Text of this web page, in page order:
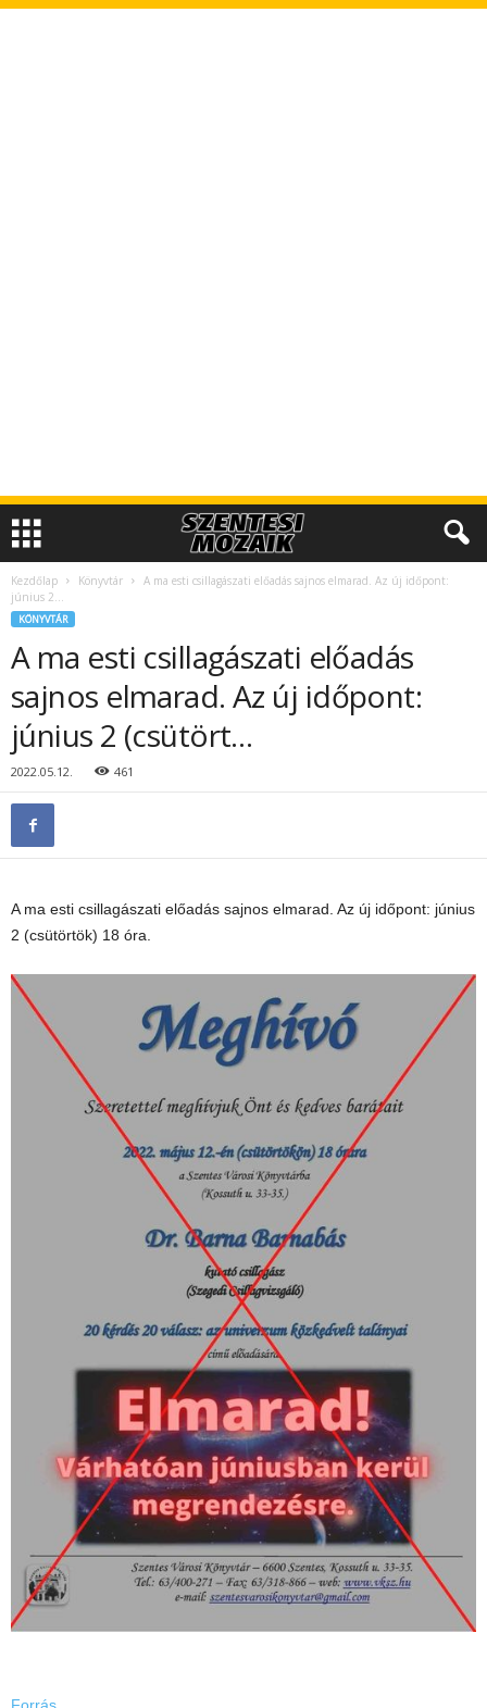
Kezdőlap Könyvtár
A ma esti csillagászati előadás sajnos elmarad. Az új időpont:
június 2...
KÖNYVTÁR
A ma esti csillagászati előadás
sajnos elmarad. Az új időpont:
június 2 (csütört…
2022.05.12. 461
A ma esti csillagászati előadás sajnos elmarad. Az új időpont: június
2 (csütörtök) 18 óra.